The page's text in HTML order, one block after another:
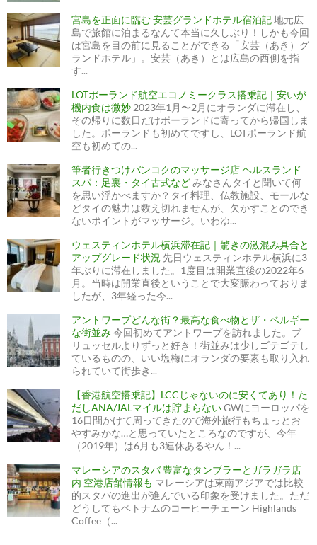
宮島を正面に臨む 安芸グランドホテル宿泊記地元広
島で旅館に泊まるなんて本当に久しぶり！しかも今回
は宮島を目の前に見ることができる「安芸（あき）グ
ランドホテル」。安芸（あき）とは広島の西側を指
す...
LOTポーランド航空エコノミークラス搭乗記｜安いが
機内食は微妙 2023年1月〜2月にオランダに滞在し、
その帰りに数日だけポーランドに寄ってから帰国しま
した。ポーランドも初めてですし、LOTポーランド航
空も初めての...
筆者行きつけバンコクのマッサージ店 ヘルスランド
スパ：足裏・タイ古式などみなさんタイと聞いて何
を思い浮かべますか？タイ料理、仏教施設、モールな
どタイの魅力は数え切れませんが、欠かすことのでき
ないポイントがマッサージ。いわゆ...
ウェスティンホテル横浜滞在記｜驚きの激混み具合と
アップグレード状況 先日ウェスティンホテル横浜に3
年ぶりに滞在しました。1度目は開業直後の2022年6
月。当時は開業直後ということで大変賑わっておりま
したが、3年経った今...
アントワープどんな街？最高な食べ物とザ・ベルギー
な街並み 今回初めてアントワープを訪れました。ブ
リュッセルよりずっと好き！街並みは少しゴテゴテし
ているものの、いい塩梅にオランダの要素も取り入れ
られていて街歩き...
【香港航空搭乗記】LCCじゃないのに安くてあり！た
だしANA/JALマイルは貯まらないGWにヨーロッパを
16日間かけて周ってきたので海外旅行もちょっとお
やすみかな…と思っていたところなのですが、今年
（2019年）は6月も3連休あるやん！...
マレーシアのスタバ 豊富なタンブラーとガラガラ店
内 空港店舗情報も マレーシアは東南アジアでは比較
的スタバの進出が進んでいる印象を受けました。ただ
どうしてもベトナムのコーヒーチェーン Highlands
Coffee（...